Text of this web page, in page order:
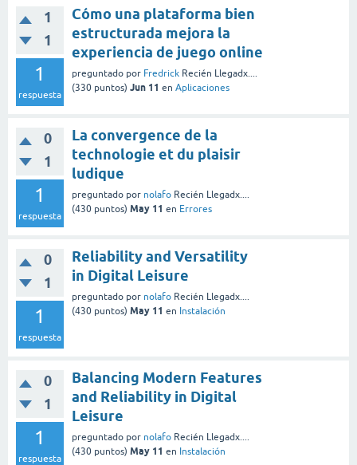
1
1
1
respuesta
Cómo una plataforma bien
estructurada mejora la
experiencia de juego online
preguntado por Fredrick Recién Llegadx....
(330 puntos) Jun 11 en Aplicaciones
0
1
1
respuesta
La convergence de la
technologie et du plaisir
ludique
preguntado por nolafo Recién Llegadx....
(430 puntos) May 11 en Errores
0
1
1
respuesta
Reliability and Versatility
in Digital Leisure
preguntado por nolafo Recién Llegadx....
(430 puntos) May 11 en Instalación
0
1
1
respuesta
Balancing Modern Features
and Reliability in Digital
Leisure
preguntado por nolafo Recién Llegadx....
(430 puntos) May 11 en Instalación